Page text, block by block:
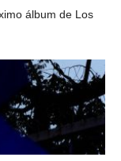
álbum de Los